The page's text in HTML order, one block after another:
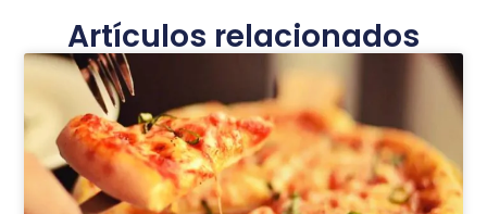
Artículos relacionados